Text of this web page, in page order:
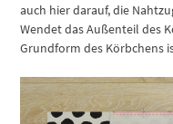
auch hier darauf, die
Wendet das Außenteil des
Grundform des Körbchens